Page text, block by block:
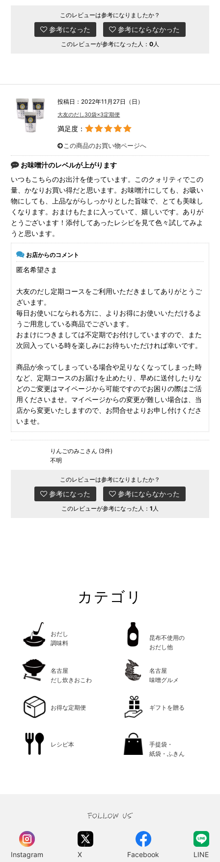
このレビューは参考になりましたか？
参考になった 参考にならなかった
このレビューが参考になった人： 0 人
投稿日：2022年11月27日（日）
大友のだし30袋×3定期便
満足度：
この商品のお買い物ページへ
お味噌汁のレベルが上がります
いつもこちらのお出汁を使っています。このクォリティでこの
量、かなりお買い得だと思います。お味噌汁にしても、お吸い
物にしても、上品ながらしっかりとした旨味で、とても美味し
くなります。おまけもたまに入っていて、嬉しいです。ありが
とうございます！添付してあったレシピを見て色々試してみよ
うと思います。
お店からのコメント
匿名希望さま
大友のだし定期コースをご利用いただきましてありがとうご
ざいます。
毎日お使いになられる方に、よりお得にお使いいただけるよ
うご用意している商品でございます。
おまけにつきましては不定期でお付けしていますので、また
次回入っている時を楽しみにお待ちいただければ幸いです。
商品が余ってしまっている場合や足りなくなってしまった時
など、定期コースのお届けを止めたり、早めに送付したりな
どのご変更はマイページから可能ですのでお困りの際はご活
用くださいませ。マイページからの変更が難しい場合は、当
店から変更いたしますので、お問合せよりお申し付けくださ
いませ。
りんごのみこさん (3件)
不明
このレビューは参考になりましたか？
参考になった 参考にならなかった
このレビューが参考になった人： 1 人
カテゴリ
おだし
調味料
昆布不使用の
おだし他
名古屋
だし炊きおこわ
名古屋
味噌グルメ
お得な定期便 ギフトを贈る
レシピ本
手提袋・
紙袋・ふきん
Instagram X Facebook LINE